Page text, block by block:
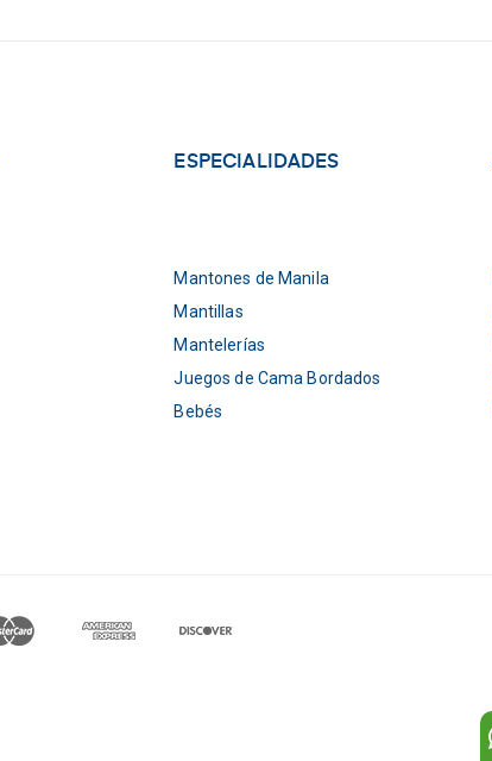
ESPECIALIDADES
Mantones de Manila
Mantillas
Mantelerías
Juegos de Cama Bordados
Bebés